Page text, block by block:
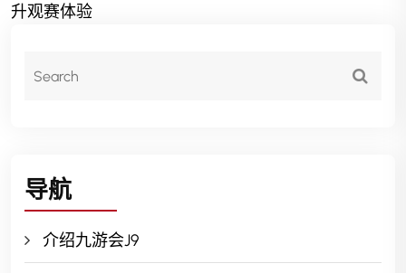
升观赛体验
导航
介绍九游会J9